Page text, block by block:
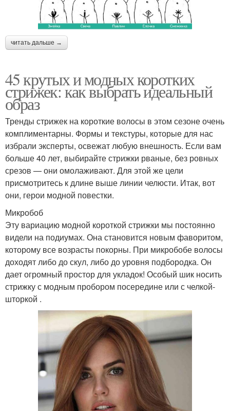
читать дальше →
45 крутых и модных коротких
стрижек: как выбрать идеальный
образ
Тренды стрижек на короткие волосы в этом сезоне очень
комплиментарны. Формы и текстуры, которые для нас
избрали эксперты, освежат любую внешность. Если вам
больше 40 лет, выбирайте стрижки рваные, без ровных
срезов — они омолаживают. Для этой же цели
присмотритесь к длине выше линии челюсти. Итак, вот
они, герои модной повестки.
Микробоб
Эту вариацию модной короткой стрижки мы постоянно
видели на подиумах. Она становится новым фаворитом,
которому все возрасты покорны. При микробобе волосы
доходят либо до скул, либо до уровня подбородка. Он
дает огромный простор для укладок! Особый шик носить
стрижку с модным пробором посередине или с челкой-
шторкой .